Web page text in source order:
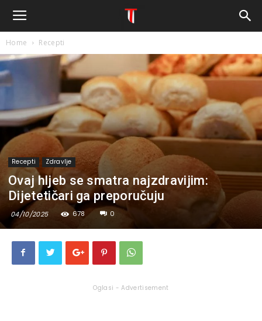
Home Recepti
Recepti Zdravlje
Ovaj hljeb se smatra najzdravijim:
Dijetetičari ga preporučuju
04/10/2025 678 0
Oglasi - Advertisement